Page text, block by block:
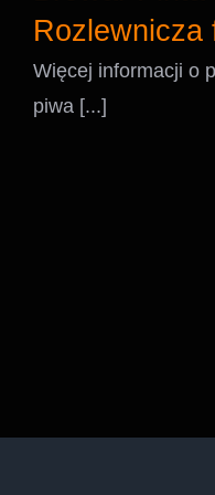
Rozlewnicza
Więcej informacji o
piwa [...]